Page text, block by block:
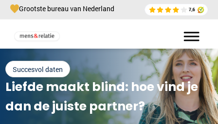
Grootste bureau van Nederland
Succesvol daten
Liefde maakt blind: hoe vind je
dan de juiste partner?